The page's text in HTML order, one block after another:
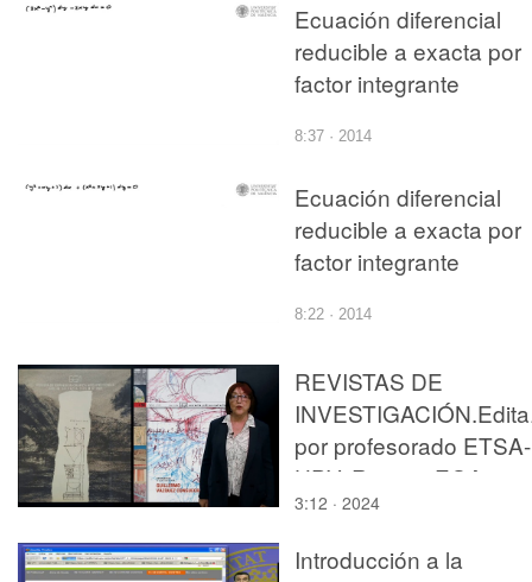
Ecuación diferencial
reducible a exacta por
factor integrante
8:37 · 2014
Ecuación diferencial
reducible a exacta por
factor integrante
8:22 · 2014
REVISTAS DE
por profesorado ETSA-
UPV. Revista EGA
3:12 · 2024
Introducción a la